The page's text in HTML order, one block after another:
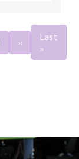
›› Page
suivante
Last
»
page